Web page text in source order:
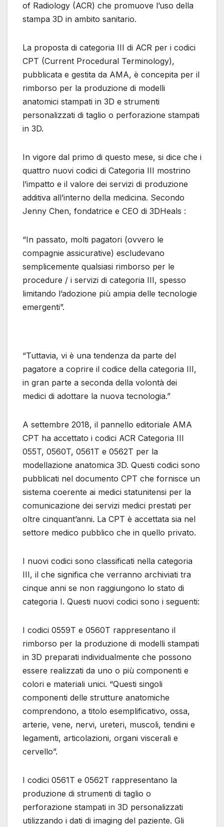
of Radiology (ACR) che promuove l’uso della
stampa 3D in ambito sanitario.
La proposta di categoria III di ACR per i codici
CPT (Current Procedural Terminology),
pubblicata e gestita da AMA, è concepita per il
rimborso per la produzione di modelli
anatomici stampati in 3D e strumenti
personalizzati di taglio o perforazione stampati
in 3D.
In vigore dal primo di questo mese, si dice che i
quattro nuovi codici di Categoria III mostrino
l’impatto e il valore dei servizi di produzione
additiva all’interno della medicina. Secondo
Jenny Chen, fondatrice e CEO di 3DHeals :
“In passato, molti pagatori (ovvero le
compagnie assicurative) escludevano
semplicemente qualsiasi rimborso per le
procedure / i servizi di categoria III, spesso
limitando l’adozione più ampia delle tecnologie
emergenti”.
“Tuttavia, vi è una tendenza da parte del
pagatore a coprire il codice della categoria III,
in gran parte a seconda della volontà dei
medici di adottare la nuova tecnologia.”
A settembre 2018, il pannello editoriale AMA
CPT ha accettato i codici ACR Categoria III
055T, 0560T, 0561T e 0562T per la
modellazione anatomica 3D. Questi codici sono
pubblicati nel documento CPT che fornisce un
sistema coerente ai medici statunitensi per la
comunicazione dei servizi medici prestati per
oltre cinquant’anni. La CPT è accettata sia nel
settore medico pubblico che in quello privato.
I nuovi codici sono classificati nella categoria
III, il che significa che verranno archiviati tra
cinque anni se non raggiungono lo stato di
categoria I. Questi nuovi codici sono i seguenti:
I codici 0559T e 0560T rappresentano il
rimborso per la produzione di modelli stampati
in 3D preparati individualmente che possono
essere realizzati da uno o più componenti e
colori e materiali unici. “Questi singoli
componenti delle strutture anatomiche
comprendono, a titolo esemplificativo, ossa,
arterie, vene, nervi, ureteri, muscoli, tendini e
legamenti, articolazioni, organi viscerali e
cervello”.
I codici 0561T e 0562T rappresentano la
produzione di strumenti di taglio o
perforazione stampati in 3D personalizzati
utilizzando i dati di imaging del paziente. Gli